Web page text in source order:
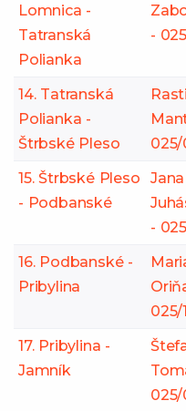
Lomnica -
Tatranská
Polianka
-
14. Tatranská
Polianka -
Štrbské Pleso
025/
15. Štrbské Pleso
- Podbanské
Jana
-
16. Podbanské -
Pribylina
025/
17. Pribylina -
Jamník
025/